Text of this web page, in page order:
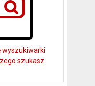
wyszukiwarki
szukasz